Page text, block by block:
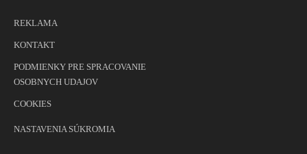
REKLAMA
KONTAKT
PODMIENKY PRE SPRACOVANIE
OSOBNYCH UDAJOV
COOKIES
NASTAVENIA SÚKROMIA